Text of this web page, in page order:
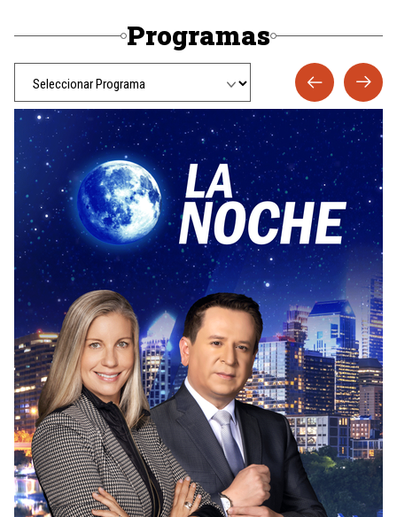
Programas